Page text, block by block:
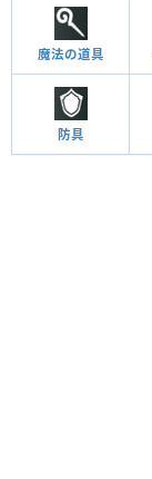
魔法の道具
防具